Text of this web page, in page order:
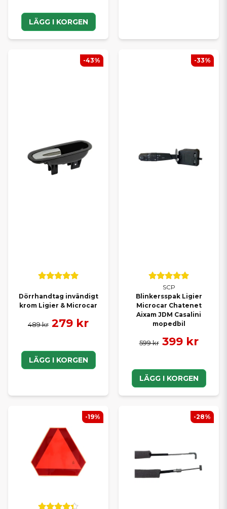
LÄGG I KORGEN
Dörrhandtag invändigt
krom Ligier & Microcar
489 kr 279 kr
LÄGG I KORGEN
-43%
SCP
Blinkersspak Ligier
Microcar Chatenet
Aixam JDM Casalini
mopedbil
599 kr 399 kr
LÄGG I KORGEN
-33%
-19% -28%